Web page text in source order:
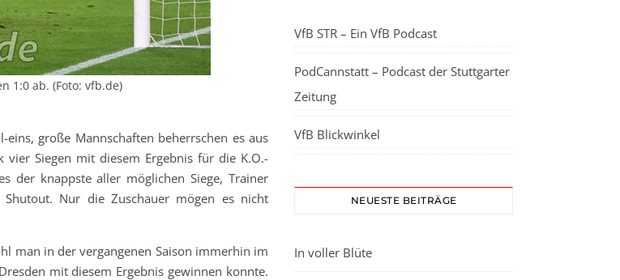
1:0 ab. (Foto: vfb.de)
große Mannschaften beherrschen es aus
Siegen mit diesem Ergebnis für die K.O.-
der knappste aller möglichen Siege, Trainer
Nur die Zuschauer mögen es nicht
man in der vergangenen Saison immerhin im
mit diesem Ergebnis gewinnen konnte.
VfB STR – Ein VfB Podcast
PodCannstatt – Podcast der Stuttgarter
Zeitung
VfB Blickwinkel
NEUESTE BEITRÄGE
In voller Blüte